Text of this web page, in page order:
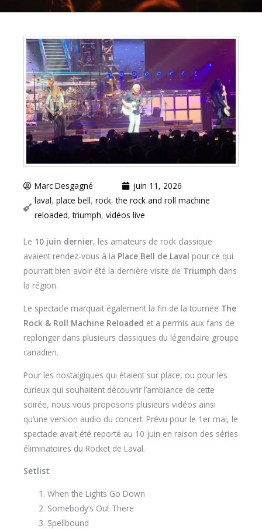
Marc Desgagné
juin 11, 2026
laval, place bell, rock,the rock and roll machine
reloaded,triumph, vidéos live
Le 10 juin dernier, les amateurs de rock classique
avaient rendez-vous à la Place Bell de Laval pour ce qui
pourrait bien avoir été la dernière visite de Triumph dans
la région.
Le spectacle marquait également la fin de la tournée The
Rock & Roll Machine Reloaded et a permis aux fans de
replonger dans plusieurs classiques du légendaire groupe
canadien.
Pour les nostalgiques qui étaient sur place, ou pour les
curieux qui souhaitent découvrir l’ambiance de cette
soirée, nous vous proposons plusieurs vidéos ainsi
qu’une version audio du concert. Prévu pour le 1er mai, le
spectacle avait été reporté au 10 juin en raison des séries
éliminatoires du Rocket de Laval.
Setlist
When the Lights Go Down
Somebody’s Out There
Spellbound